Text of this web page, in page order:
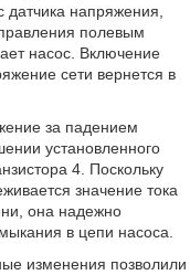
датчика напряжения,
полевым
насос. Включение
сети вернется в
за падением
установленного
4. Поскольку
значение тока
она надежно
в цепи насоса.
изменения позволили